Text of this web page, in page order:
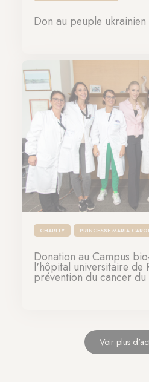
Don au peuple ukrainien
CHARITY PRINCESSE MARIA
Donation au Campus
l'hôpital universitaire de
prévention du cancer du
Voir plus